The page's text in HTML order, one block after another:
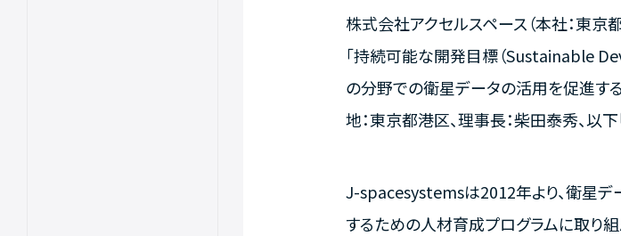
株式会社アクセルスペース（本社：東京
「持続可能な開発目標（Sustainable
の分野での衛星データの活用を促進す
地：東京都港区、理事長：柴田泰秀、以
J-spacesystemsは2012年より、衛星デ
するための人材育成プログラムに取り